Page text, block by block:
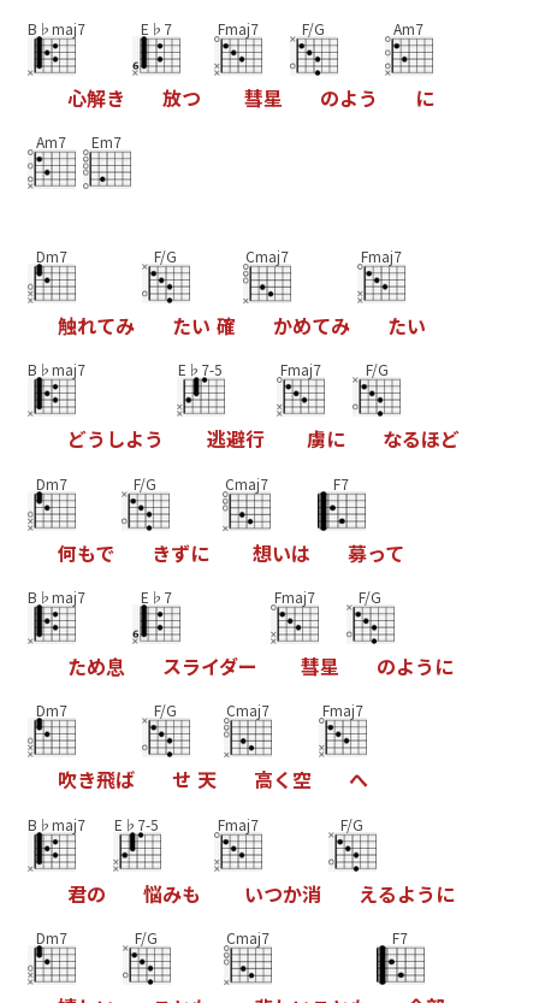
B♭maj7
心解き
E♭7
放つ
Fmaj7
彗星
F/G
のよう
Am7
に
Am7 Em7
Dm7
触れてみ
F/G
たい 確
Cmaj7
かめてみ
Fmaj7
たい
B♭maj7
どう しよう
E♭7-5
逃避行
Fmaj7
虜に
F/G
なるほど
Dm7
何もで
F/G
きずに
Cmaj7
想いは
F7
募って
B♭maj7
ため息
E♭7
スライダー
Fmaj7
彗星
F/G
のよう に
Dm7
吹き飛ば
F/G
せ 天
Cmaj7
高く 空
Fmaj7
へ
B♭maj7
君の
E♭7-5
悩みも
Fmaj7
いつか消
F/G
えるよう に
Dm7 F/G Cmaj7 F7